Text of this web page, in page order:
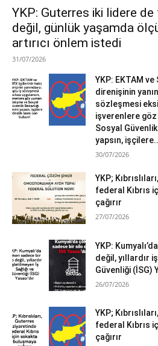
YKP: Guterres iki lidere de
değil, günlük yaşamda
artırıcı önlem istedi
31/07/2026
YKP: EKTAM ve
direnişinin
sözleşmesi
işverenlere göz
Sosyal
yapsın,
30/07/2026
YKP;
federal Kıbrıs
çağırır
27/07/2026
YKP:
değil, yıllardır
Güvenliği (İSG)
26/07/2026
YKP;
federal Kıbrıs
çağırır